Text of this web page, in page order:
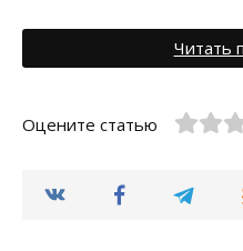
Читать
Оцените статью